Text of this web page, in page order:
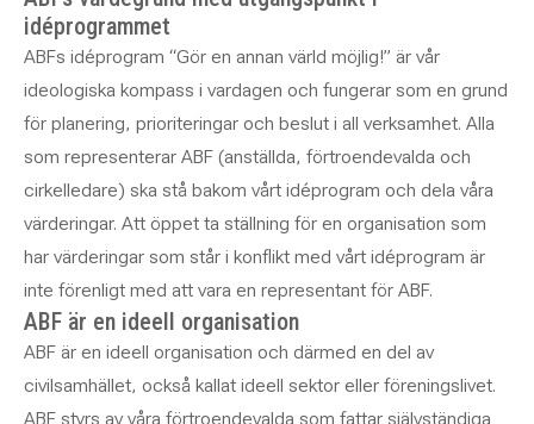
idéprogrammet
ABFs idéprogram “Gör en annan värld möjlig!” är vår
ideologiska kompass i vardagen och fungerar som en grund
för planering, prioriteringar och beslut i all verksamhet. Alla
som representerar ABF (anställda, förtroendevalda och
cirkelledare) ska stå bakom vårt idéprogram och dela våra
värderingar. Att öppet ta ställning för en organisation som
har värderingar som står i konflikt med vårt idéprogram är
inte förenligt med att vara en representant för ABF.
ABF är en ideell organisation
ABF är en ideell organisation och därmed en del av
civilsamhället, också kallat ideell sektor eller föreningslivet.
ABF styrs av våra förtroendevalda som fattar självständiga